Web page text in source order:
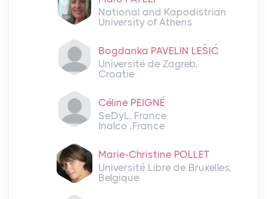
National and Kapodistrian
University of Athens
Bogdanka PAVELIN LEŠIĆ
Université de Zagreb,
Croatie
Céline PEIGNÉ
SeDyL, France
Inalco ,France
Marie-Christine POLLET
Université Libre de Bruxelles,
Belgique